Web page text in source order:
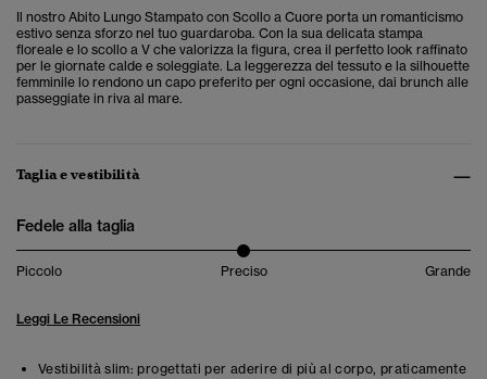
Il nostro Abito Lungo Stampato con Scollo a Cuore porta un romanticismo
estivo senza sforzo nel tuo guardaroba. Con la sua delicata stampa
floreale e lo scollo a V che valorizza la figura, crea il perfetto look raffinato
per le giornate calde e soleggiate. La leggerezza del tessuto e la silhouette
femminile lo rendono un capo preferito per ogni occasione, dai brunch alle
passeggiate in riva al mare.
Taglia e vestibilità
Fedele alla taglia
Piccolo Preciso Grande
Leggi Le Recensioni
Vestibilità slim: progettati per aderire di più al corpo, praticamente